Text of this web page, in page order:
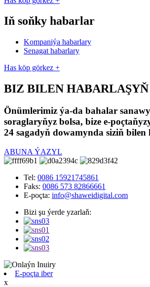
Iň soňky habarlar
Kompaniýa habarlary
Senagat habarlary
Has köp görkez +
BIZ BILEN HABARLAŞYŇ
Önümlerimiz ýa-da bahalar
soraglaryňyz bolsa, bize e-
24 sagadyň dowamynda siziň bilen
ABUNA ÝAZYL
Tel: 0086 15921745861
Faks: 0086 573 82866661
E-poçta: info@shaweidigital.com
Bizi şu ýerde yzarlaň:
E-poçta iber
x